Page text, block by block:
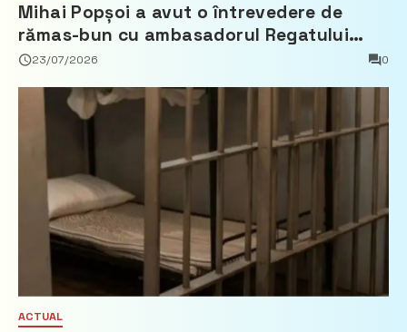
Mihai Popșoi a avut o întrevedere de
rămas-bun cu ambasadorul Regatului
Țărilor de Jos, Fred Duijn
23/07/2026 0
ACTUAL